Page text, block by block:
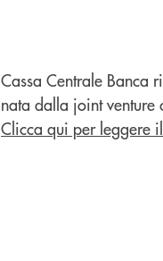
Cassa Centrale Banca
nata dalla joint venture
Clicca qui per leggere